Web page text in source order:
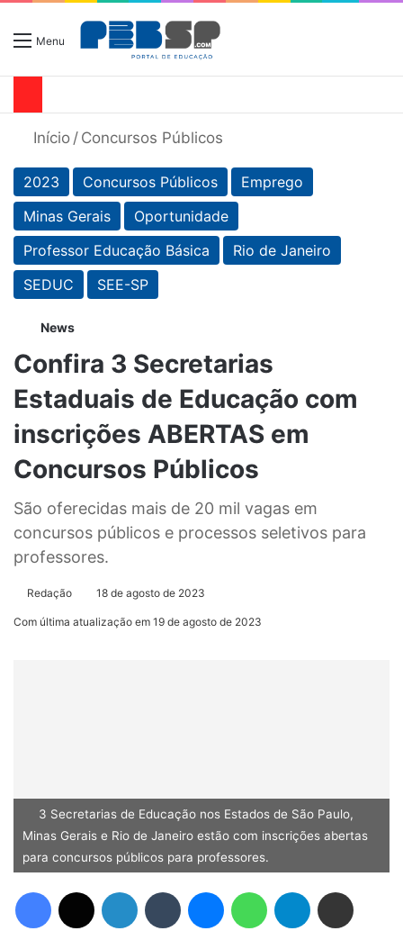
Menu
Início / Concursos Públicos
2023 Concursos Públicos
Emprego
Minas Gerais
Oportunidade
Professor Educação Básica
Rio de Janeiro
SEDUC
SEE-SP
News
Confira 3 Secretarias
Estaduais de Educação com
inscrições ABERTAS em
Concursos Públicos
São oferecidas mais de 20 mil vagas em
concursos públicos e processos seletivos para
professores.
Redação 18 de agosto de 2023
Com última atualização em 19 de agosto de 2023
3 Secretarias de Educação nos Estados de São Paulo,
Minas Gerais e Rio de Janeiro estão com inscrições abertas
para concursos públicos para professores.